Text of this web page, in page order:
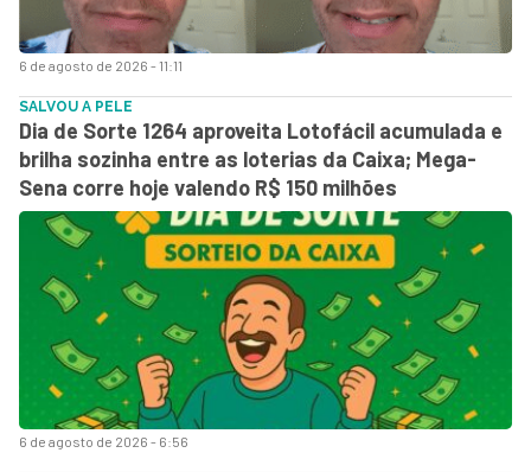
6 de agosto de 2026 - 11:11
6 de agosto de 2026 - 6:56
SALVOU A PELE
Dia de Sorte 1264 aproveita Lotofácil acumulada e
brilha sozinha entre as loterias da Caixa; Mega-
Sena corre hoje valendo R$ 150 milhões